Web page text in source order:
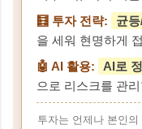
🧮 투자 전략:
균
을 세워 현명하게
🤖 AI 활용:
AI로
으로 리스크를 관
투자는 언제나 본인